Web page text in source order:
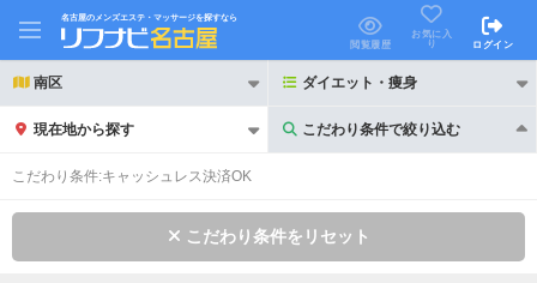
名古屋のメンズエステ・マッサージを探すなら
閲覧履歴
お気に入
り
ログイン
南区 ダイエット・痩身
現在地から探す こだわり条件で絞り込む
こだわり条件で絞り込む
こだわり条件:キャッシュレス決済OK
こだわり条件をリセット